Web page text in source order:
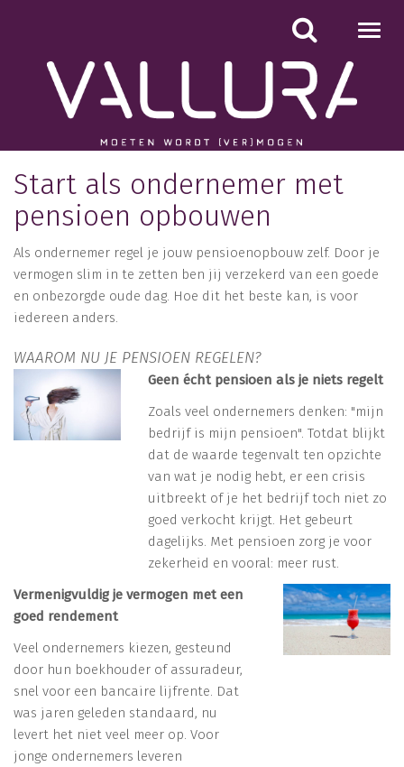
Start als ondernemer met
pensioen opbouwen
Als ondernemer regel je jouw pensioenopbouw zelf. Door je
vermogen slim in te zetten ben jij verzekerd van een goede
en onbezorgde oude dag. Hoe dit het beste kan, is voor
iedereen anders.
WAAROM NU JE PENSIOEN REGELEN?
Geen écht pensioen als je niets regelt
Zoals veel ondernemers denken: "mijn
bedrijf is mijn pensioen". Totdat blijkt
dat de waarde tegenvalt ten opzichte
van wat je nodig hebt, er een crisis
uitbreekt of je het bedrijf toch niet zo
goed verkocht krijgt. Het gebeurt
dagelijks. Met pensioen zorg je voor
zekerheid en vooral: meer rust.
Vermenigvuldig je vermogen met een
goed rendement
Veel ondernemers kiezen, gesteund
door hun boekhouder of assuradeur,
snel voor een bancaire lijfrente. Dat
was jaren geleden standaard, nu
levert het niet veel meer op. Voor
jonge ondernemers leveren